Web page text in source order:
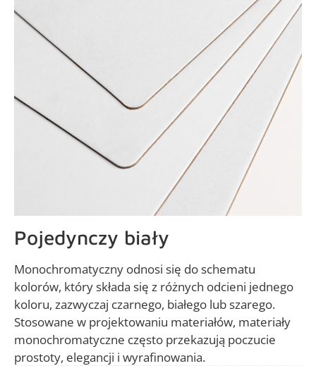
Pojedynczy biały
Monochromatyczny odnosi się do schematu
kolorów, który składa się z różnych odcieni jednego
koloru, zazwyczaj czarnego, białego lub szarego.
Stosowane w projektowaniu materiałów, materiały
monochromatyczne często przekazują poczucie
prostoty, elegancji i wyrafinowania.